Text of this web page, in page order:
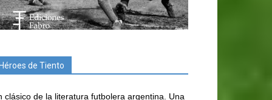
de Tiento
clásico de la literatura futbolera argentina. Una